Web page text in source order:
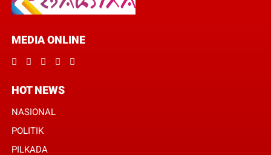
MEDIA ONLINE
HOT NEWS
NASIONAL
POLITIK
PILKADA